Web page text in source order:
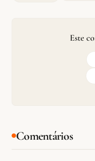
Este
Comentários